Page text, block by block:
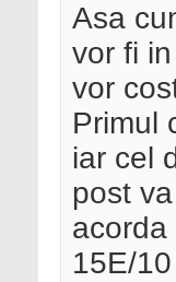
Asa
vor fi
vor
Primul
iar cel
post
acorda
15E/